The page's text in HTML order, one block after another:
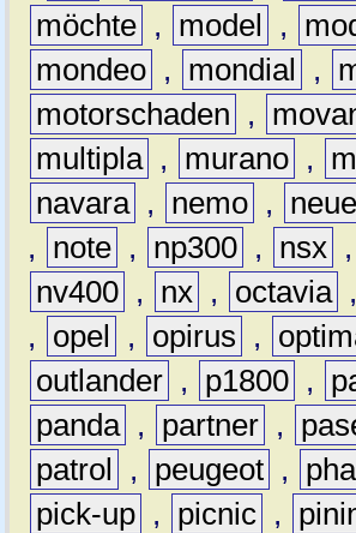
möchte , model ,
mondeo , mondial ,
motorschaden
,
multipla , murano ,
navara , nemo , neue
,
note , np300 , nsx ,
nv400 , nx , octavia ,
,
opel , opirus ,
outlander , p1800 ,
panda , partner ,
patrol
, peugeot ,
pick-up , picnic ,